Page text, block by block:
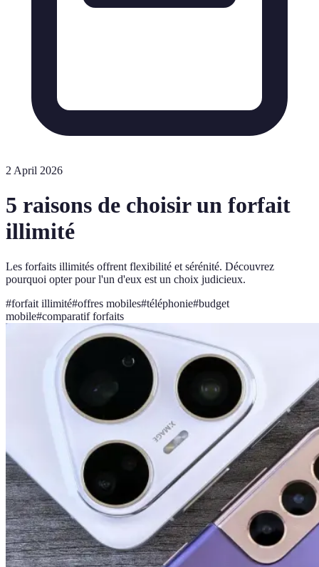
2 April 2026
5 raisons de choisir un forfait
illimité
Les forfaits illimités offrent flexibilité et sérénité. Découvrez
pourquoi opter pour l'un d'eux est un choix judicieux.
#forfait illimité#offres mobiles#téléphonie#budget
mobile#comparatif forfaits